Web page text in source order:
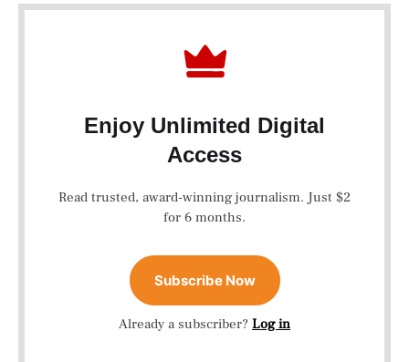
Enjoy Unlimited Digital
Access
Read trusted, award-winning journalism. Just $2
for 6 months.
Subscribe Now
Already a subscriber? Log in